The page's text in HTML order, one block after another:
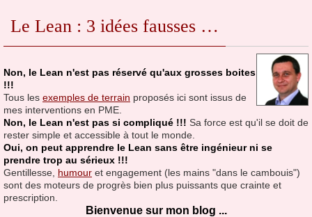
Le Lean : 3 idées fausses …
Non, le Lean n'est pas réservé qu'aux grosses boites
!!!
Tous les exemples de terrain proposés ici sont issus de
mes interventions en PME.
Non, le Lean n'est pas si compliqué !!! Sa force est qu'il se doit de
rester simple et accessible à tout le monde.
Oui, on peut apprendre le Lean sans être ingénieur ni se
prendre trop au sérieux !!!
Gentillesse, humour et engagement (les mains "dans le cambouis")
sont des moteurs de progrès bien plus puissants que crainte et
prescription.
Bienvenue sur mon blog ...